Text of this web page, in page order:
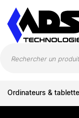
Ordinateurs &